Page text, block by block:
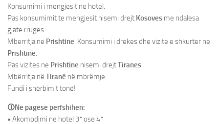
Konsumimi i mengjesit ne hotel.
Pas konsumimit te mengjesit nisemi drejt Kosoves me ndalesa
gjate rruges.
Mberritja ne Prishtine. Konsumimi i drekes dhe vizite e shkurter ne
Prishtine.
Pas vizites ne Prishtine nisemi drejtTiranes.
Mbërritja në Tiranë në mbrëmje.
Fundi i shërbimit tonë!
🛈Ne pagese perfshihen:
• Akomodimi ne hotel 3* ose 4*